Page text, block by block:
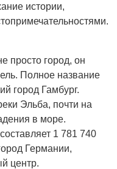
истории,
просто город, он
Полное название
город Гамбург.
Эльба, почти на
в море.
1 781 740
Германии,
центр.